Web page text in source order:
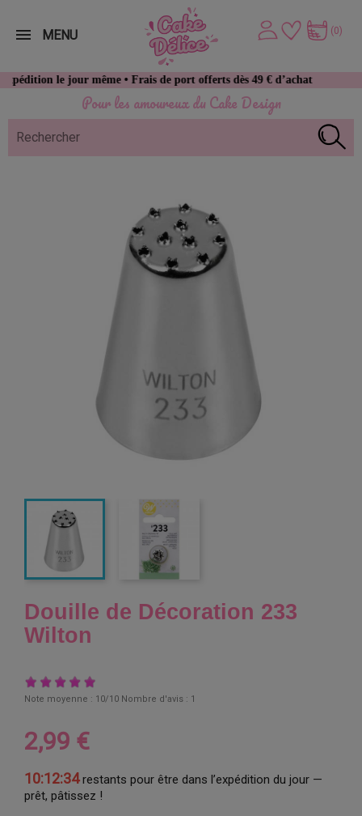
Pour les amoureux du Cake Design
le jour même • Frais de port offerts dès 49 € d’achat
(0)
MENU
Douille de Décoration 233
Wilton
Note moyenne : 10/10 Nombre d'avis : 1
2,99 €
10:12:33restants pour être dans l’expédition du jour —
prêt, pâtissez !